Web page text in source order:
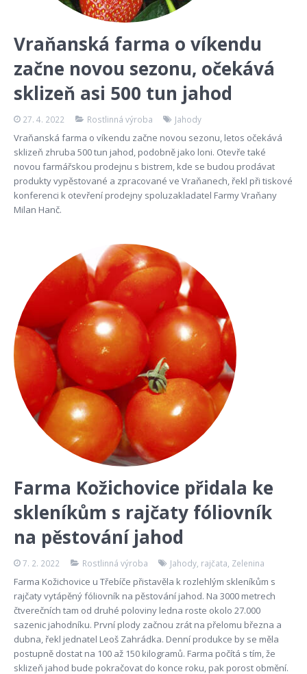
Vraňanská farma o víkendu
začne novou sezonu, očekává
sklizeň asi 500 tun jahod
27. 4. 2022 Rostlinná výroba Jahody
Vraňanská farma o víkendu začne novou sezonu, letos očekává
sklizeň zhruba 500 tun jahod, podobně jako loni. Otevře také
novou farmářskou prodejnu s bistrem, kde se budou prodávat
produkty vypěstované a zpracované ve Vraňanech, řekl při tiskové
konferenci k otevření prodejny spoluzakladatel Farmy Vraňany
Milan Hanč.
Farma Kožichovice přidala ke
skleníkům s rajčaty fóliovník
na pěstování jahod
7. 2. 2022 Rostlinná výroba Jahody rajčata Zelenina
Farma Kožichovice u Třebíče přistavěla k rozlehlým skleníkům s
rajčaty vytápěný fóliovník na pěstování jahod. Na 3000 metrech
čtverečních tam od druhé poloviny ledna roste okolo 27.000
sazenic jahodníku. První plody začnou zrát na přelomu března a
dubna, řekl jednatel Leoš Zahrádka. Denní produkce by se měla
postupně dostat na 100 až 150 kilogramů. Farma počítá s tím, že
sklizeň jahod bude pokračovat do konce roku, pak porost obmění.